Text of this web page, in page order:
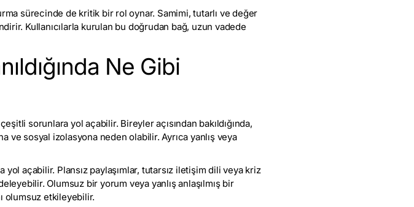
sürecinde de kritik bir rol oynar. Samimi, tutarlı ve değer
Kullanıcılarla kurulan bu doğrudan bağ, uzun vadede
Ne Gibi
sorunlara yol açabilir. Bireyler açısından bakıldığında,
ve sosyal izolasyona neden olabilir. Ayrıca yanlış veya
yol açabilir. Plansız paylaşımlar, tutarsız iletişim dili veya kriz
Olumsuz bir yorum veya yanlış anlaşılmış bir
olumsuz etkileyebilir.